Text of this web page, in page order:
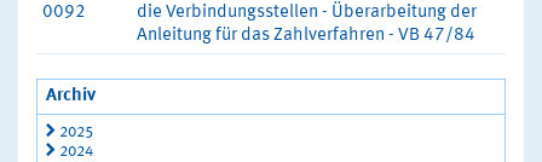
0092
die Verbindungsstellen - Überarbeitung der
Anleitung für das Zahlverfahren - VB 47/84
Archiv
2025
2024